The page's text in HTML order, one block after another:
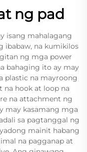
ng pad
isang mahalagang
ibabaw, na kumikilos
ng mga power
bahaging ito ay may
plastic na mayroong
na hook at loop na
na attachment ng
may kasamang mga
sa pagtanggal ng
mainit habang
na pagganap at